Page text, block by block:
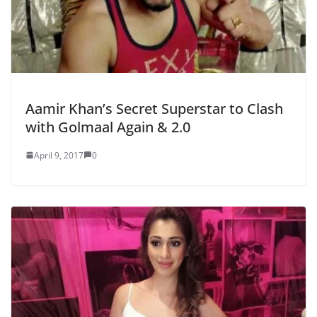
Aamir Khan’s Secret Superstar to Clash
with Golmaal Again & 2.0
April 9, 2017 0